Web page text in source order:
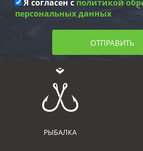
Я согласен с политикой
персональных данных
ОТПРАВИТЬ
РЫБАЛКА